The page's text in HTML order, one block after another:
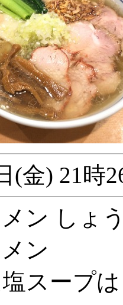
(金) 21時
ン しょ
ン
スープ